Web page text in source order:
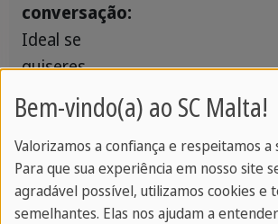
conversação:
Ideal se
quiseres
aprender a falar
claramente e
responder a
perguntas
simples.
Bem-vindo(a) ao SC Malta!
Valorizamos a confiança e respeitamos a
Para que sua experiência em nosso site
agradável possível, utilizamos cookies e
semelhantes. Elas nos ajudam a